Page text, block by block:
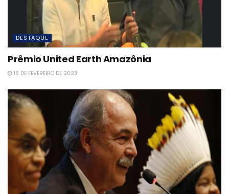
DESTAQUE
Prêmio United Earth Amazônia
16 DE FEVEREIRO DE 2023